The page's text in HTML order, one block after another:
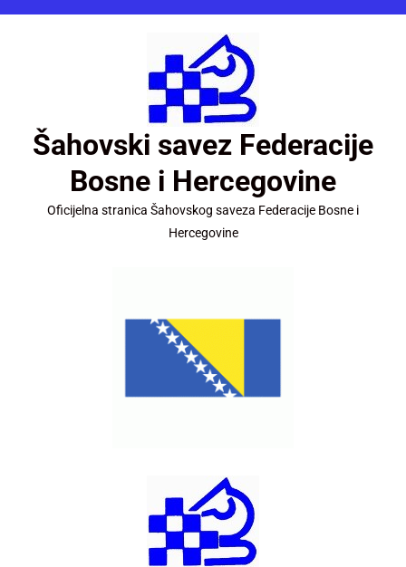
Šahovski savez Federacije
Bosne i Hercegovine
Oficijelna stranica Šahovskog saveza Federacije Bosne i
Hercegovine